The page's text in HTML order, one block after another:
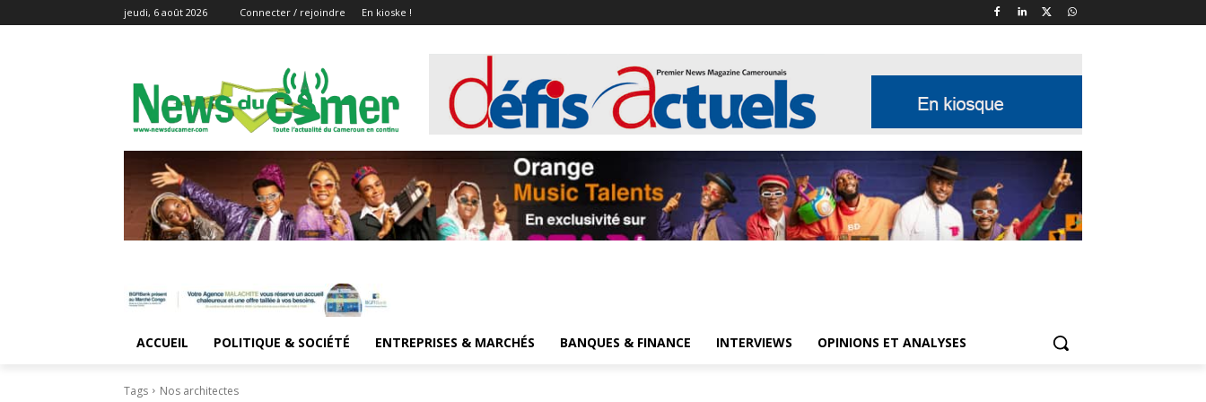
jeudi, 6 août 2026 Connecter / rejoindre En kioske !
ACCUEIL POLITIQUE & SOCIÉTÉ ENTREPRISES & MARCHÉS BANQUES & FINANCE INTERVIEWS OPINIONS ET ANALYSES
Tags Nos architectes